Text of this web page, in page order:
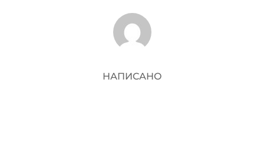
АВТОР ЗАПИСИ
НАПИСАНО